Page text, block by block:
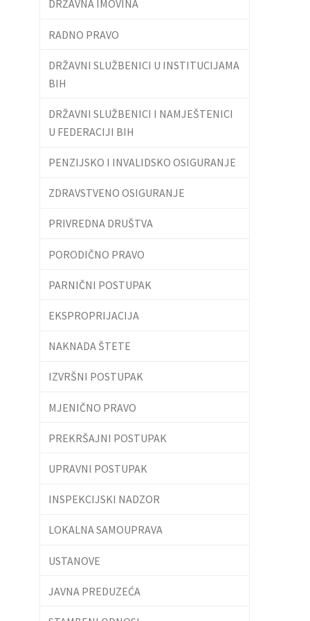
DRŽAVNA IMOVINA
RADNO PRAVO
DRŽAVNI SLUŽBENICI U INSTITUCIJAMA
BIH
DRŽAVNI SLUŽBENICI I NAMJEŠTENICI
U FEDERACIJI BIH
PENZIJSKO I INVALIDSKO OSIGURANJE
ZDRAVSTVENO OSIGURANJE
PRIVREDNA DRUŠTVA
PORODIČNO PRAVO
PARNIČNI POSTUPAK
EKSPROPRIJACIJA
NAKNADA ŠTETE
IZVRŠNI POSTUPAK
MJENIČNO PRAVO
PREKRŠAJNI POSTUPAK
UPRAVNI POSTUPAK
INSPEKCIJSKI NADZOR
LOKALNA SAMOUPRAVA
USTANOVE
JAVNA PREDUZEĆA